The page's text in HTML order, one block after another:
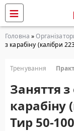
Головна »
з карабіну (калібри
Тренування
Заняття з
карабіну
Тир 50-